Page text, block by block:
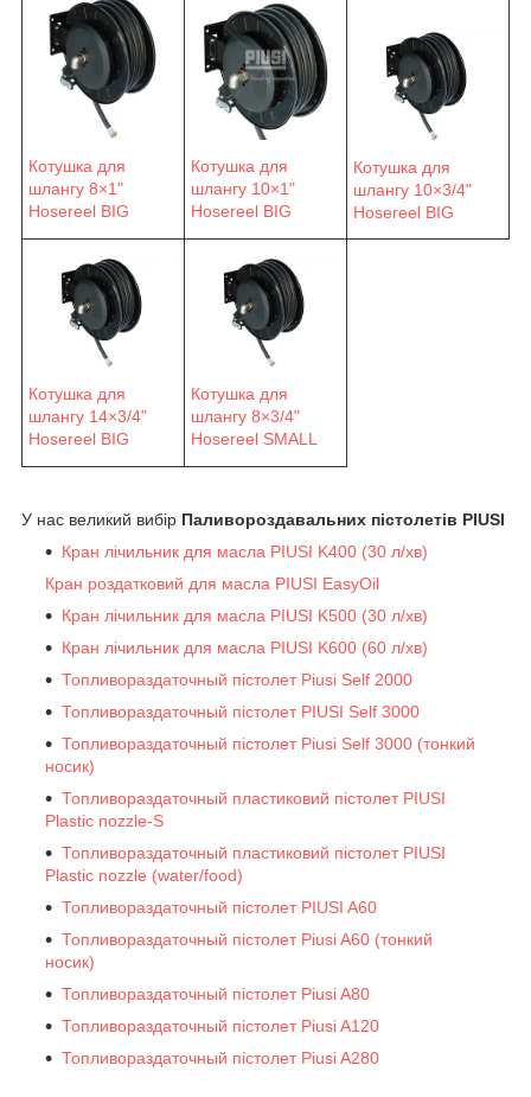
Котушка для
шлангу 8×1"
Hosereel BIG
Котушка для
шлангу 10×1"
Hosereel BIG
Котушка для
шлангу 10×3/4"
Hosereel BIG
Котушка для
шлангу 14×3/4"
Hosereel BIG
Котушка для
шлангу 8×3/4"
Hosereel SMALL
У нас великий вибір Паливороздавальних пістолетів PIUSI
Кран лічильник для масла PIUSI K400 (30 л/хв)
Кран роздатковий для масла PIUSI EasyOil
Кран лічильник для масла PIUSI K500 (30 л/хв)
Кран лічильник для масла PIUSI K600 (60 л/хв)
Топливораздаточный пістолет Piusi Self 2000
Топливораздаточный пістолет PIUSI Self 3000
Топливораздаточный пістолет Piusi Self 3000 (тонкий
носик)
Топливораздаточный пластиковий пістолет PIUSI
Plastic nozzle-S
Топливораздаточный пластиковий пістолет PIUSI
Plastic nozzle (water/food)
Топливораздаточный пістолет PIUSI A60
Топливораздаточный пістолет Piusi A60 (тонкий
носик)
Топливораздаточный пістолет Piusi A80
Топливораздаточный пістолет Piusi A120
Топливораздаточный пістолет Piusi A280